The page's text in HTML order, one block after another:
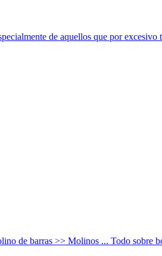
de aquellos que por excesivo
de barras >> Molinos ... Todo sobre